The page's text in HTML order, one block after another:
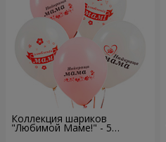
Коллекция шариков
"Любимой Маме!" - 5